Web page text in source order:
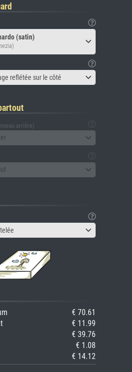
(satin)
reflétée sur le côté
arrière)
€ 70.61
€ 11.99
€ 39.76
€ 1.08
€ 14.12